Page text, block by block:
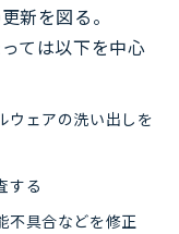
新を図る。
ては以下を中心
ウェアの洗い出しを
する
不具合などを修正